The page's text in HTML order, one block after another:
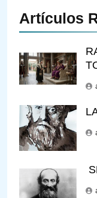
Artículos